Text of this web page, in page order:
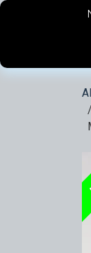
Overslaan naar